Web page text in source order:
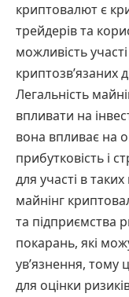
криптовалют є
трейдерів та
можливість
криптозв’язаних
Легальність
впливати на
вона впливає на
прибутковість і
для участі в
майнінг
та підприємства
покарань, які
ув’язнення,
для оцінки